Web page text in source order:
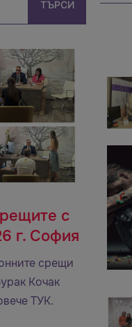
с
г. София
срещи
Кочак
ТУК.